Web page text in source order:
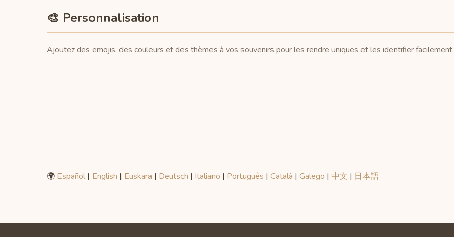
🎨 Personnalisation
Ajoutez des emojis, des couleurs et des thèmes à vos souvenirs pour les rendre uniques et les identifier facilement.
🌍 Español | English | Euskara | Deutsch | Italiano | Português | Català | Galego | 中文 | 日本語